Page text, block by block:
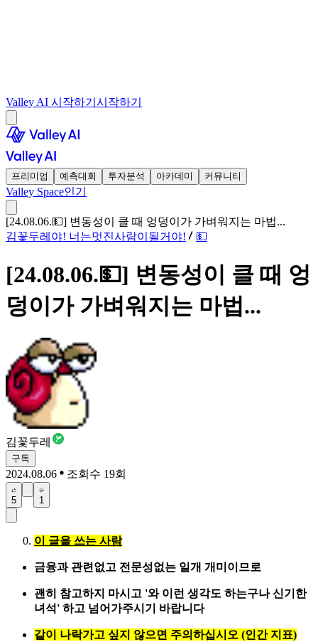
Valley AI 시작하기 시작하기
프리미엄 예측대회 투자분석 아카데미 커뮤니티
Valley Space인기
[24.08.06.💵] 변동성이 클 때 엉덩이가 가벼워지는 마법...
김꽃두레야! 너는멋진사람이될거야!
💵
[24.08.06.💵] 변동성이 클 때 엉
덩이가 가벼워지는 마법...
김꽃두레
구독
2024.08.06 조회수 19회
5 1
이 글을 쓰는 사람
금융과 관련없고 전문성없는 일개 개미이므로
괜히 참고하지 마시고 '와 이런 생각도 하는구나 신기한
녀석' 하고 넘어가주시기 바랍니다
같이 나락가고 싶지 않으면 주의하십시오 (인간 지표)